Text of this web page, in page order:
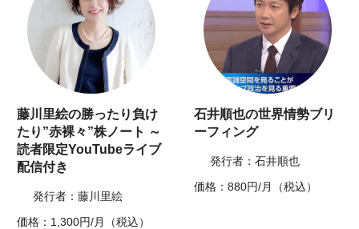
藤川里絵の勝ったり負け
たり”赤裸々”株ノート ～
読者限定YouTubeライブ
配信付き
発行者：藤川里絵
価格：1,300円/月（税込）
石井順也の世界情勢ブリ
ーフィング
発行者：石井順也
価格：880円/月（税込）